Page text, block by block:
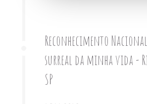
Reconhecimento
surreal da minha vida -
SP